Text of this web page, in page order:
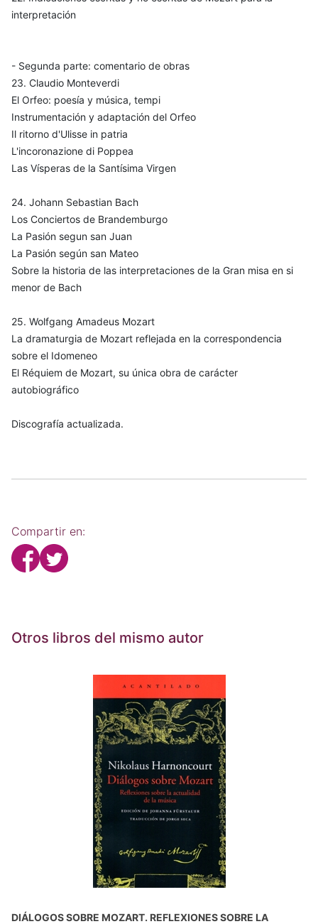
interpretación
- Segunda parte: comentario de obras
23. Claudio Monteverdi
El Orfeo: poesía y música, tempi
Instrumentación y adaptación del Orfeo
Il ritorno d'Ulisse in patria
L'incoronazione di Poppea
Las Vísperas de la Santísima Virgen
24. Johann Sebastian Bach
Los Conciertos de Brandemburgo
La Pasión segun san Juan
La Pasión según san Mateo
Sobre la historia de las interpretaciones de la Gran misa en si
menor de Bach
25. Wolfgang Amadeus Mozart
La dramaturgia de Mozart reflejada en la correspondencia
sobre el Idomeneo
El Réquiem de Mozart, su única obra de carácter
autobiográfico
Discografía actualizada.
Compartir en:
Otros libros del mismo autor
DIÁLOGOS SOBRE MOZART. REFLEXIONES SOBRE LA